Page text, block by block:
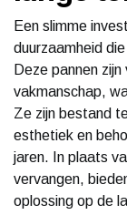
Een slimme
duurzaamheid
Deze pannen
vakmanschap,
Ze zijn bestand
esthetiek en
jaren. In plaats
vervangen,
oplossing op de